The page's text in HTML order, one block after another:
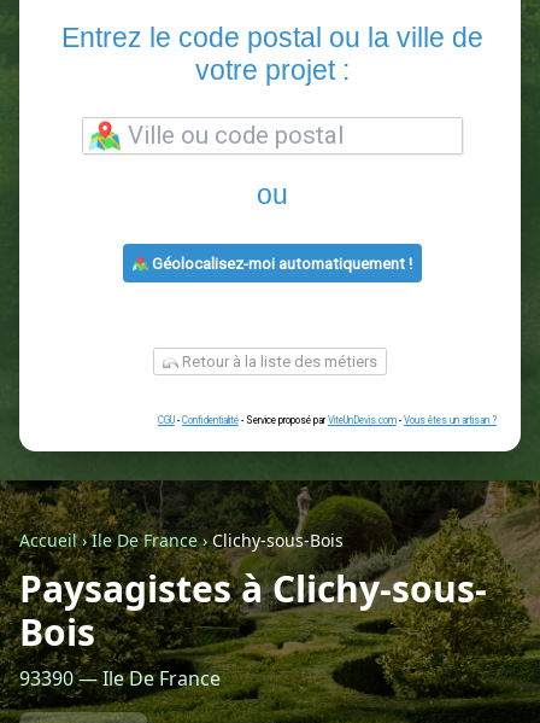
2 3
Entrez le code postal ou la
ou
Retour à la liste des métiers
CGU-Confidentialité- Service proposé parViteUnDevis.com - Vous
Accueil›Ile De France›Clichy-sous-Bois
Paysagistes à Clichy-sous-
Bois
93390 — Ile De France